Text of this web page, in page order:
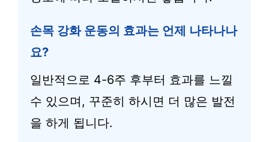
손목 강화 운동의 효과는 언제 나타나나
요?
일반적으로 4-6주 후부터 효과를 느낄
수 있으며, 꾸준히 하시면 더 많은 발전
을 하게 됩니다.